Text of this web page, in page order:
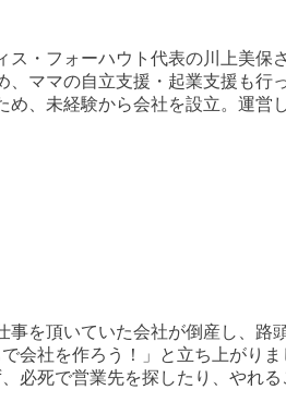
ス・フォーハウト代表の川上美保さ
ママの自立支援・起業支援も行
、未経験から会社を設立。運営
を頂いていた会社が倒産し、路
会社を作ろう！」と立ち上がり
必死で営業先を探したり、やれ